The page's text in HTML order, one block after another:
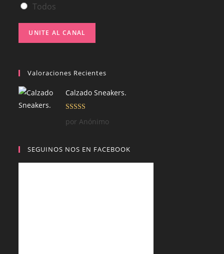
Todos
UNITE AL CANAL
Valoraciones Recientes
Calzado Sneakers.
Valorado con
5
por Anónimo
SEGUINOS NOS EN FACEBOOK